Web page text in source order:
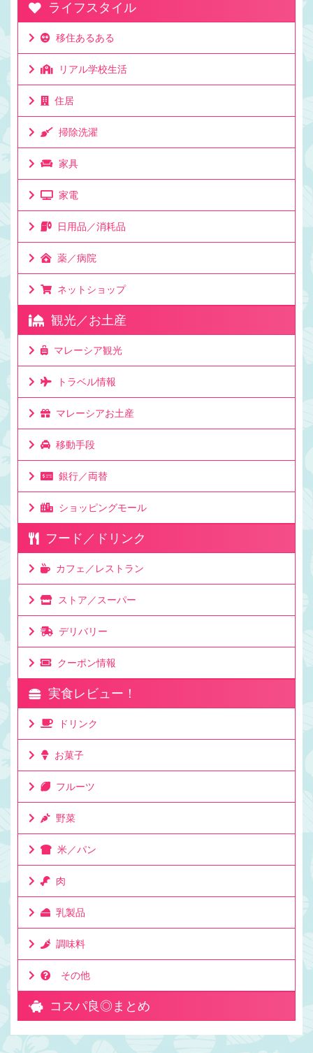
ライフスタイル
移住あるある
リアル学校生活
住居
掃除洗濯
家具
家電
日用品／消耗品
薬／病院
ネットショップ
観光／お土産
マレーシア観光
トラベル情報
マレーシアお土産
移動手段
銀行／両替
ショッピングモール
フード／ドリンク
カフェ／レストラン
ストア／スーパー
デリバリー
クーポン情報
実食レビュー！
ドリンク
お菓子
フルーツ
野菜
米／パン
肉
乳製品
調味料
その他
コスパ良◎まとめ